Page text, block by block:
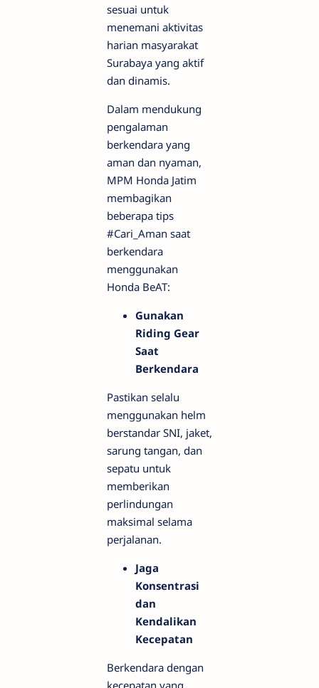
sesuai untuk
menemani aktivitas
harian masyarakat
Surabaya yang aktif
dan dinamis.
Dalam mendukung
pengalaman
berkendara yang
aman dan nyaman,
MPM Honda Jatim
membagikan
beberapa tips
#Cari_Aman saat
berkendara
menggunakan
Honda BeAT:
Gunakan
Riding Gear
Saat
Berkendara
Pastikan selalu
menggunakan helm
berstandar SNI, jaket,
sarung tangan, dan
sepatu untuk
memberikan
perlindungan
maksimal selama
perjalanan.
Jaga
Konsentrasi
dan
Kendalikan
Kecepatan
Berkendara dengan
kecepatan yang